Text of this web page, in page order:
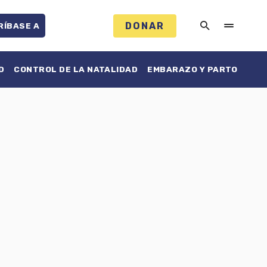
A DONAR
CONTROL DE LA NATALIDAD EMBARAZO Y PARTO